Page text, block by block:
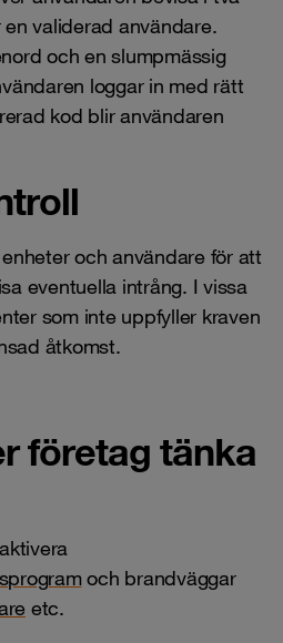
validerad användare.
och en slumpmässig
loggar in med rätt
kod blir användaren
och användare för att
eventuella intrång. I vissa
som inte uppfyller kraven
åtkomst.
företag tänka
och brandväggar
etc.